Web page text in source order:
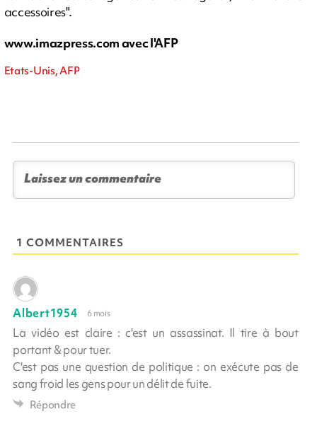
accessoires".
www.imazpress.com avec l'AFP
Etats-Unis, AFP
1 COMMENTAIRES
Albert1954 6 mois
La vidéo est claire : c'est un assassinat. Il tire à bout
portant & pour tuer.
C'est pas une question de politique : on exécute pas de
sang froid les gens pour un délit de fuite.
Répondre